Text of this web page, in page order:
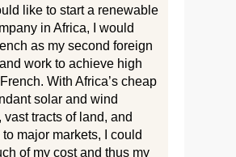
like to start a renewable
in Africa, I would
as my second foreign
work to achieve high
With Africa’s cheap
solar and wind
vast tracts of land, and
major markets, I could
of my cost and thus my